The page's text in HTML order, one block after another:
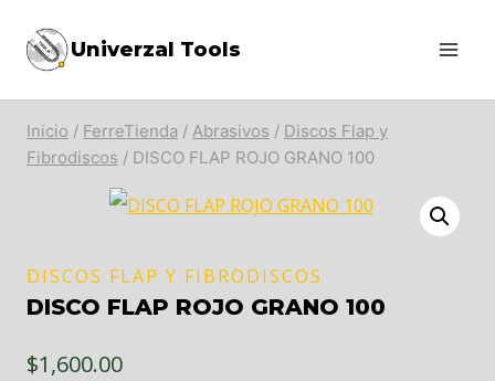
Univerzal Tools
Inicio / FerreTienda / Abrasivos / Discos Flap y
Fibrodiscos / DISCO FLAP ROJO GRANO 100
DISCOS FLAP Y FIBRODISCOS
DISCO FLAP ROJO GRANO 100
$1,600.00